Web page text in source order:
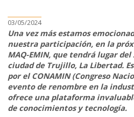
03/05/2024
Una vez más estamos
nuestra participación, en la
MAQ-EMIN, que tendrá lugar
ciudad de Trujillo, La Libertad.
por el CONAMIN (Congreso
evento de renombre en la
ofrece una plataforma
de conocimientos y tecnología.